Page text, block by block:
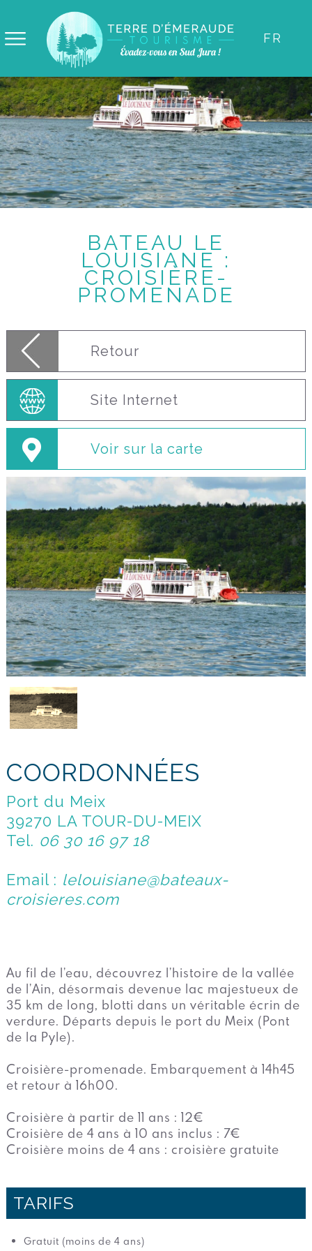
FR
BATEAU LE
LOUISIANE :
CROISIÈRE-
PROMENADE
Retour
Site Internet
Voir sur la carte
COORDONNÉES
Port du Meix
39270 LA TOUR-DU-MEIX
Tel. 06 30 16 97 18
Email : lelouisiane@bateaux-
croisieres.com
Au fil de l’eau, découvrez l’histoire de la vallée
de l’Ain, désormais devenue lac majestueux de
35 km de long, blotti dans un véritable écrin de
verdure. Départs depuis le port du Meix (Pont
de la Pyle).
Croisière-promenade. Embarquement à 14h45
et retour à 16h00.
Croisière à partir de 11 ans : 12€
Croisière de 4 ans à 10 ans inclus : 7€
Croisière moins de 4 ans : croisière gratuite
TARIFS
Gratuit (moins de 4 ans)
Panneau de gestion des cookies